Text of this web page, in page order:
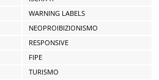
WARNING LABELS
NEOPROIBIZIONISMO
RESPONSIVE
FIPE
TURISMO